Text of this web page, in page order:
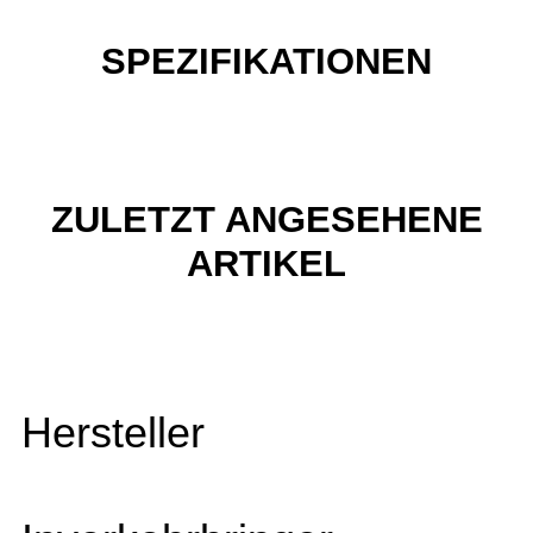
SPEZIFIKATIONEN
ZULETZT ANGESEHENE
ARTIKEL
Hersteller